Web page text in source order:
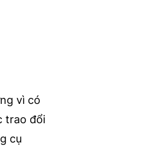
vì có
trao đổi
cụ